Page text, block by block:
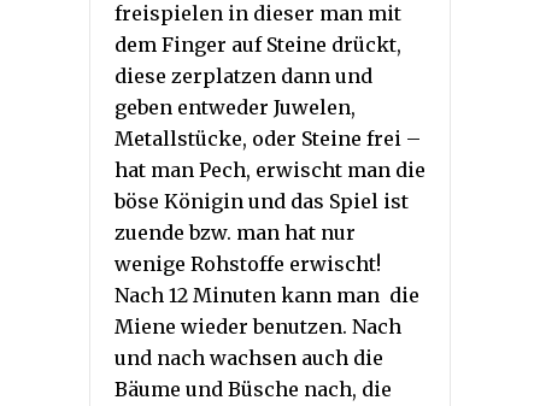
freispielen in dieser man mit
dem Finger auf Steine drückt,
diese zerplatzen dann und
geben entweder Juwelen,
Metallstücke, oder Steine frei –
hat man Pech, erwischt man die
böse Königin und das Spiel ist
zuende bzw. man hat nur
wenige Rohstoffe erwischt!
Nach 12 Minuten kann man die
Miene wieder benutzen. Nach
und nach wachsen auch die
Bäume und Büsche nach, die